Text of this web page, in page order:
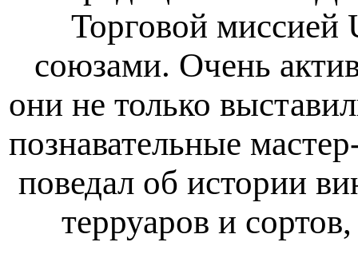
Торговой
союзами. Очень
они не только
познавательные
поведал об истории
терруаров и